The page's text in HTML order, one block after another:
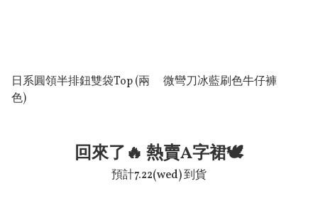
日系圓領半排鈕雙袋Top (兩
色)
微彎刀冰藍刷色牛仔褲
回來了🔥 熱賣A字裙🕊️
預計7.22(wed) 到貨